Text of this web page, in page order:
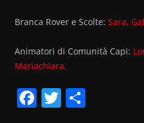
Branca Rover e Scolte: Sara,
Animatori di Comunità Capi:
Mariachiara.
F T